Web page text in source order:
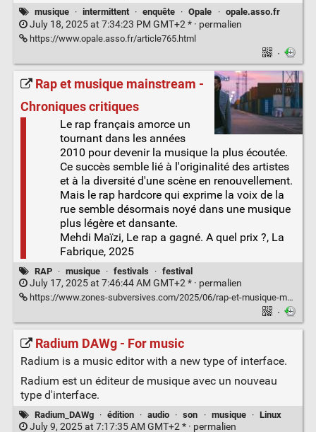
musique · intermittent · enquête · Opale · opale.asso.fr
July 18, 2025 at 7:34:23 PM GMT+2 * · permalien
https://www.opale.asso.fr/article765.html
·
Rap et musique mainstream -
Chroniques critiques
Le rap français amorce un
tournant dans les années
2010 pour devenir la musique la plus écoutée.
Ce succès semble lié à l'originalité des artistes
et à la diversité d'une scène en renouvellement.
Mais le rap hardcore qui exprime la voix de la
rue semble désormais noyé dans une musique
plus légère et dansante.
Mehdi Maïzi, Le rap a gagné. A quel prix ?, La
Fabrique, 2025
RAP · musique · festivals · festival
July 17, 2025 at 7:46:44 AM GMT+2 * · permalien
https://www.zones-subversives.com/2025/06/rap-et-musique-mainstream.html
·
Radium DAWg - For music
Radium is a music editor with a new type of interface.
Radium est un éditeur de musique avec un nouveau
type d'interface.
Radium_DAWg · édition · audio · son · musique · Linux
July 9, 2025 at 7:17:35 AM GMT+2 * · permalien